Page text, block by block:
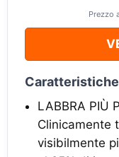
Prezzo
Caratteristiche
LABBRA PIÙ
Clinicamente
visibilmente